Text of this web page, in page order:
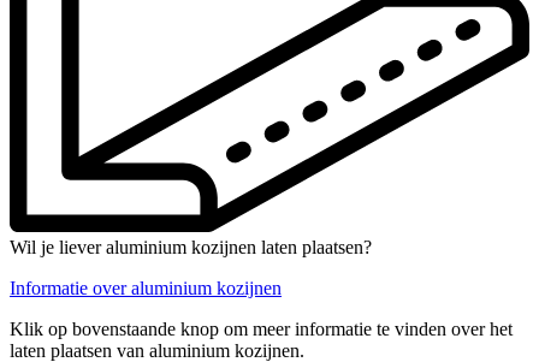
Wil je liever aluminium kozijnen laten plaatsen?
Informatie over aluminium kozijnen
Klik op bovenstaande knop om meer informatie te vinden over het
laten plaatsen van aluminium kozijnen.